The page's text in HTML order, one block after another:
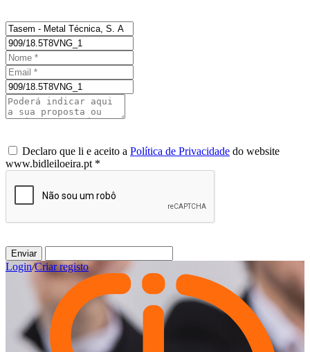
Declaro que li e aceito a Política de Privacidade do website
www.bidleiloeira.pt *
Enviar
Login/Criar registo